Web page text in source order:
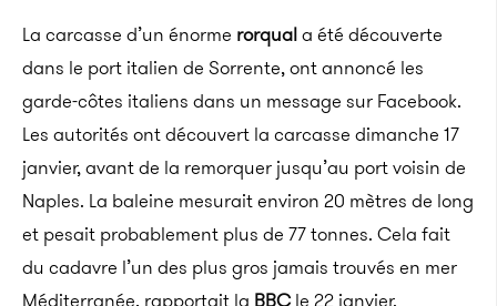
La carcasse d’un énorme rorquala été découverte
dans le port italien de Sorrente, ont annoncé les
garde-côtes italiens dans un message sur Facebook.
Les autorités ont découvert la carcasse dimanche 17
janvier, avant de la remorquer jusqu’au port voisin de
Naples. La baleine mesurait environ 20 mètres de long
et pesait probablement plus de 77 tonnes. Cela fait
du cadavre l’un des plus gros jamais trouvés en mer
Méditerranée, rapportait la BBC le 22 janvier.